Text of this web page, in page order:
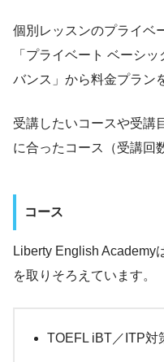
個別レッスンのプライベ
「プライベート ベーシ
バンス」から料金プラン
受講したいコースや受講
に合ったコース（受講回
コース
Liberty English Academy
を取りそろえています。
TOEFL iBT／ITP対